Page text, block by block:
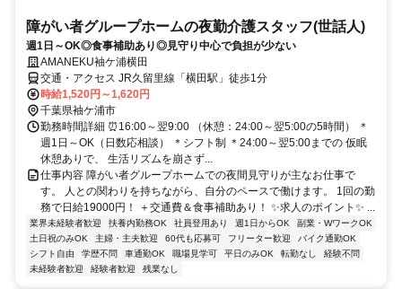
障がい者グループホームの夜勤介護スタッフ(世話人)
週1日～OK◎食事補助あり◎見守り中心で負担が少ない
AMANEKU袖ケ浦横田
交通・アクセス JR久留里線「横田駅」徒歩1分
時給1,520円～1,620円
千葉県袖ケ浦市
勤務時間詳細 ⏰16:00～翌9:00 （休憩：24:00～翌5:00の5時間） ＊
週1日～OK（日数応相談） ＊シフト制 ＊24:00～翌5:00までの 仮眠
休憩ありで、 生活リズムを崩さず...
仕事内容 障がい者グループホームでの夜間見守りが主なお仕事で
す。 人との関わりを持ちながら、自分のペースで働けます。 1回の勤
務で日給19000円！ ＋交通費＆食事補助あり！ ✨求人のポイント✨ ...
業界未経験者歓迎 扶養内勤務OK 社員登用あり 週1日からOK
副業・WワークOK
土日祝のみOK
主婦・主夫歓迎 60代も応募可 フリーター歓迎
バイク通勤OK
シフト自由
学歴不問 車通勤OK 職場見学可 平日のみOK 転勤なし
経験不問
未経験者歓迎
経験者歓迎 残業なし